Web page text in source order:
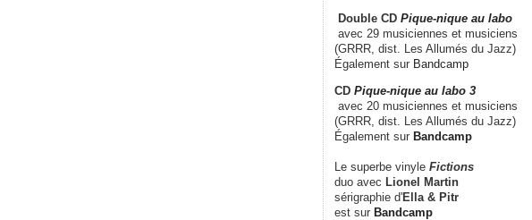
Double CD Pique-nique au labo
avec 29 musiciennes et musiciens
(GRRR, dist. Les Allumés du Jazz)
Également sur Bandcamp
CD Pique-nique au labo 3
avec 20 musiciennes et musiciens
(GRRR, dist. Les Allumés du Jazz)
Également sur Bandcamp
Le superbe vinyle Fictions
duo avec Lionel Martin
sérigraphie d'Ella & Pitr
est sur Bandcamp